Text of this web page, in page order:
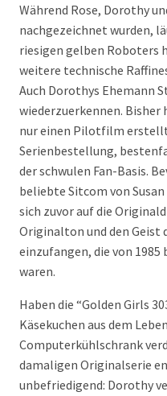
Während Rose, Dorothy
nachgezeichnet wurden,
riesigen gelben Roboters
weitere technische
Auch Dorothys Ehemann
wiederzuerkennen.
nur einen Pilotfilm
Serienbestellung,
der schwulen Fan-Basis.
beliebte Sitcom von
sich zuvor auf die
Originalton und den Geist
einzufangen, die von 1985
waren.
Haben die “Golden Girls
Käsekuchen aus dem
Computerkühlschrank
damaligen Originalserie
unbefriedigend: Dorothy